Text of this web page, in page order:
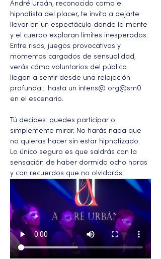
André Urbán, reconocido como el
hipnotista del placer, te invita a dejarte
llevar en un espectáculo donde la mente
y el cuerpo exploran límites inesperados.
Entre risas, juegos provocativos y
momentos cargados de sensualidad,
verás cómo voluntarios del público
llegan a sentir desde una relajación
profunda… hasta un intens@ org@sm0
en el escenario.
Tú decides: puedes participar o
simplemente mirar. No harás nada que
no quieras hacer sin estar hipnotizado.
Lo único seguro es que saldrás con la
sensación de haber dormido ocho horas
y con recuerdos que no olvidarás.